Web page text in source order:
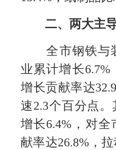
二、两大主
全市钢铁与装
业累计增长
增长贡献率达
速2.3个百分点
增长6.4%，对
献率达26.8%，